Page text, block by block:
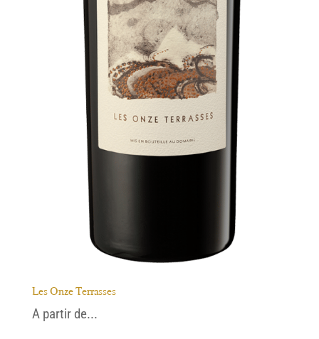
Les Onze Terrasses
A partir de...